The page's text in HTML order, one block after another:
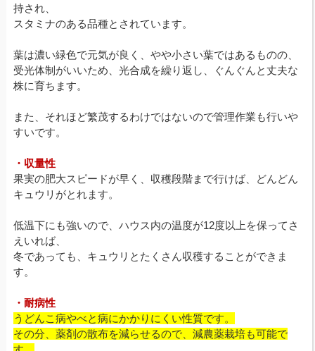
持され、
スタミナのある品種とされています。
葉は濃い緑色で元気が良く、やや小さい葉ではあるものの、
受光体制がいいため、光合成を繰り返し、ぐんぐんと丈夫な
株に育ちます。
また、それほど繁茂するわけではないので管理作業も行いや
すいです。
・収量性
果実の肥大スピードが早く、収穫段階まで行けば、どんどん
キュウリがとれます。
低温下にも強いので、ハウス内の温度が12度以上を保ってさ
えいれば、
冬であっても、キュウリとたくさん収穫することができま
す。
・耐病性
うどんこ病やべと病にかかりにくい性質です。
その分、薬剤の散布を減らせるので、減農薬栽培も可能で